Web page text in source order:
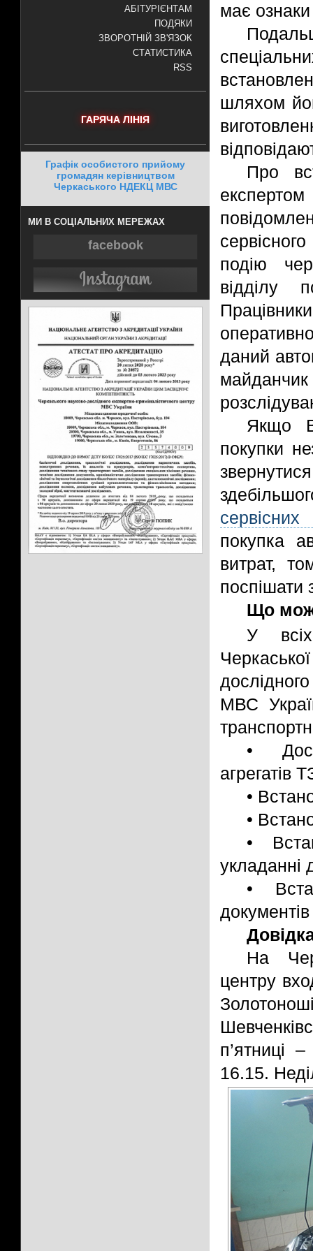
АБІТУРІЄНТАМ
ПОДЯКИ
ЗВОРОТНІЙ ЗВ'ЯЗОК
СТАТИСТИКА
RSS
ГАРЯЧА ЛІНІЯ
Графік особистого прийому
громадян керівництвом
Черкаського НДЕКЦ МВС
МИ В СОЦІАЛЬНИХ МЕРЕЖАХ
facebook
має
шляхом
Про
подію
відділу
даний
Якщо
покупки
покупка
витрат,
поспішати
Що
У всіх
МВС
•
агрегатів
•
•
•
укладанні
•
На
центру
п’ятниці
16.15.